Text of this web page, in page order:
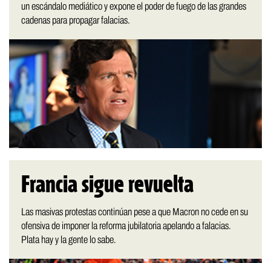
un escándalo mediático y expone el poder de fuego de las grandes
cadenas para propagar falacias.
Francia sigue revuelta
Las masivas protestas continúan pese a que Macron no cede en su
ofensiva de imponer la reforma jubilatoria apelando a falacias.
Plata hay y la gente lo sabe.